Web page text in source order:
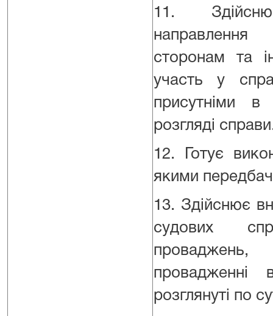
11.
сторонам та
участь у
присутніми в
розгляді
12. Готує
якими
13. Здійснює
судових
провадженні
розглянуті по